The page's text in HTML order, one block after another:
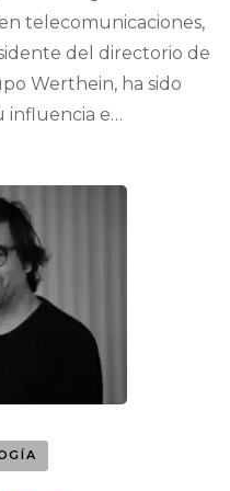
telecomunicaciones,
del directorio de
Werthein, ha sido
influencia e…